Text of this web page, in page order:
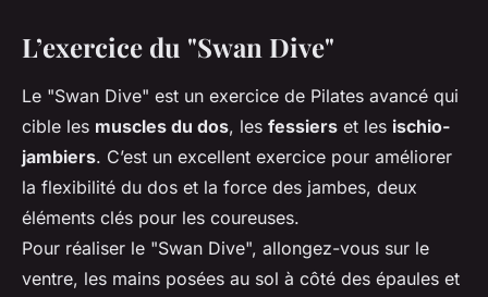
L’exercice du "Swan Dive"
Le "Swan Dive" est un exercice de Pilates avancé qui
cible les muscles du dos, les fessiers et les ischio-
jambiers. C’est un excellent exercice pour améliorer
la flexibilité du dos et la force des jambes, deux
éléments clés pour les coureuses.
Pour réaliser le "Swan Dive", allongez-vous sur le
ventre, les mains posées au sol à côté des épaules et